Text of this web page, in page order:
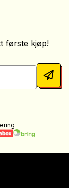
første kjøp!